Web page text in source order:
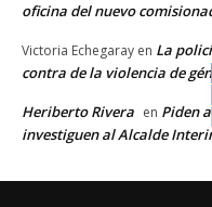
oficina del nuevo
Victoria Echegaray en La
contra de la violencia de
Heriberto Rivera en Piden
investiguen al Alcalde